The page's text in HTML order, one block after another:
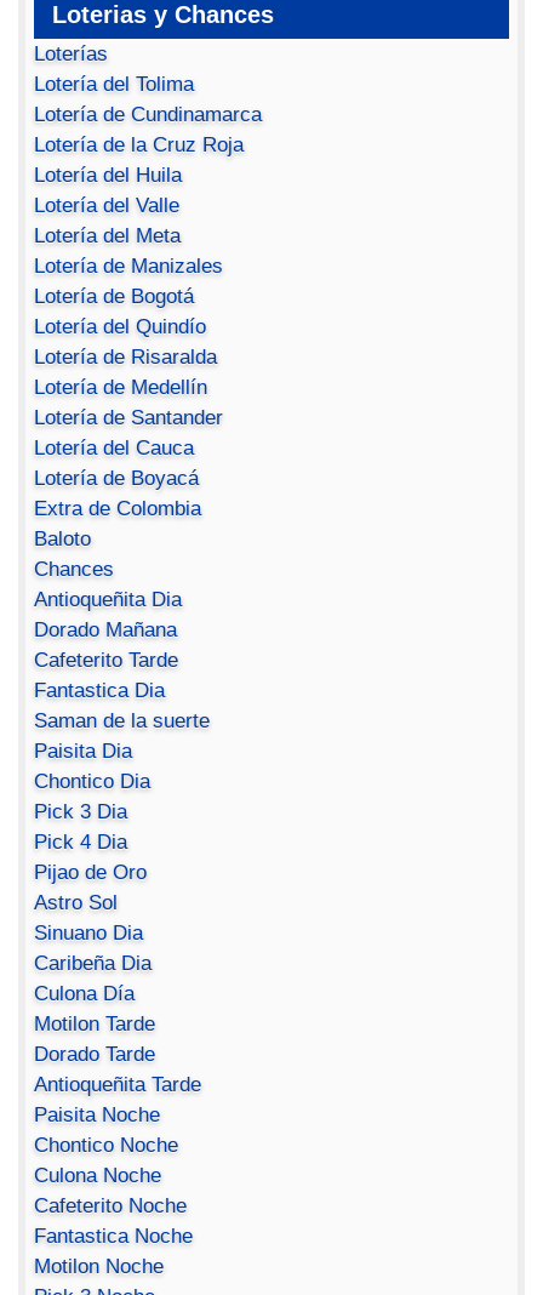
Loterias y Chances
Loterías
Lotería del Tolima
Lotería de Cundinamarca
Lotería de la Cruz Roja
Lotería del Huila
Lotería del Valle
Lotería del Meta
Lotería de Manizales
Lotería de Bogotá
Lotería del Quindío
Lotería de Risaralda
Lotería de Medellín
Lotería de Santander
Lotería del Cauca
Lotería de Boyacá
Extra de Colombia
Baloto
Chances
Antioqueñita Dia
Dorado Mañana
Cafeterito Tarde
Fantastica Dia
Saman de la suerte
Paisita Dia
Chontico Dia
Pick 3 Dia
Pick 4 Dia
Pijao de Oro
Astro Sol
Sinuano Dia
Caribeña Dia
Culona Día
Motilon Tarde
Dorado Tarde
Antioqueñita Tarde
Paisita Noche
Chontico Noche
Culona Noche
Cafeterito Noche
Fantastica Noche
Motilon Noche